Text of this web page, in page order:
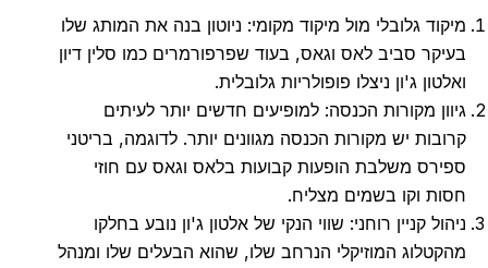
גלובלי מול מיקוד מקומי: ניוטון בנה את המותג שלו
סביב לאס וגאס, בעוד שפרפורמרים כמו סלין דיון
ג'ון ניצלו פופולריות גלובלית.
מקורות הכנסה: למופיעים חדשים יותר לעיתים
יש מקורות הכנסה מגוונים יותר. לדוגמה, בריטני
משלבת הופעות קבועות בלאס וגאס עם חוזי
וקו בשמים מצליח.
קניין רוחני: שווי הנקי של אלטון ג'ון נובע בחלקו
המוזיקלי הנרחב שלו, שהוא הבעלים שלו ומנהל